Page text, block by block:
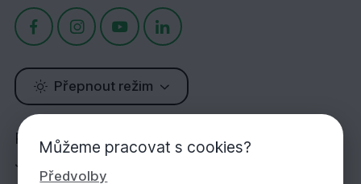
Přepnout režim
Potřebujete poradit?
Jsme tu pro Vás!
Můžeme pracovat s cookies?
Předvolby